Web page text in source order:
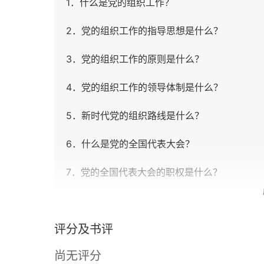
1．什么是党的组织工作？
2．党的组织工作的指导思想是什么？
3．党的组织工作的原则是什么？
4．党的组织工作的领导体制是什么？
5．新时代党的组织路线是什么？
6．什么是党的全国代表大会？
7．党的全国代表大会的职权是什么？
9．党的全国代表会议的职权是什么？
10．什么是中共中央委员会？
评分及书评
尚无评分